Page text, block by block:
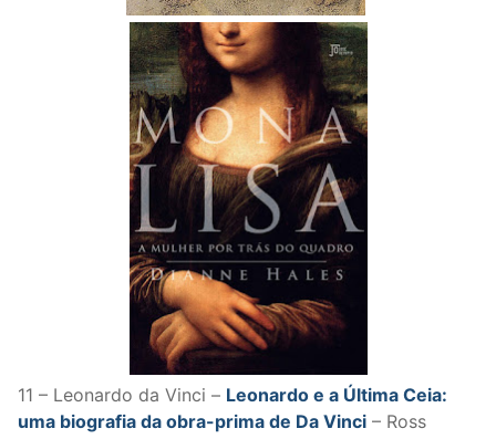
11 – Leonardo da Vinci – Leonardo e a Última Ceia:
uma biografia da obra-prima de Da Vinci – Ross